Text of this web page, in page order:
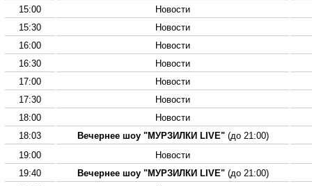
15:00
Новости
15:30
Новости
16:00
Новости
16:30
Новости
17:00
Новости
17:30
Новости
18:00
Новости
18:03
Вечернее шоу "МУРЗИЛКИ LIVE"(до 21:00)
19:00
Новости
19:40
Вечернее шоу "МУРЗИЛКИ LIVE"(до 21:00)